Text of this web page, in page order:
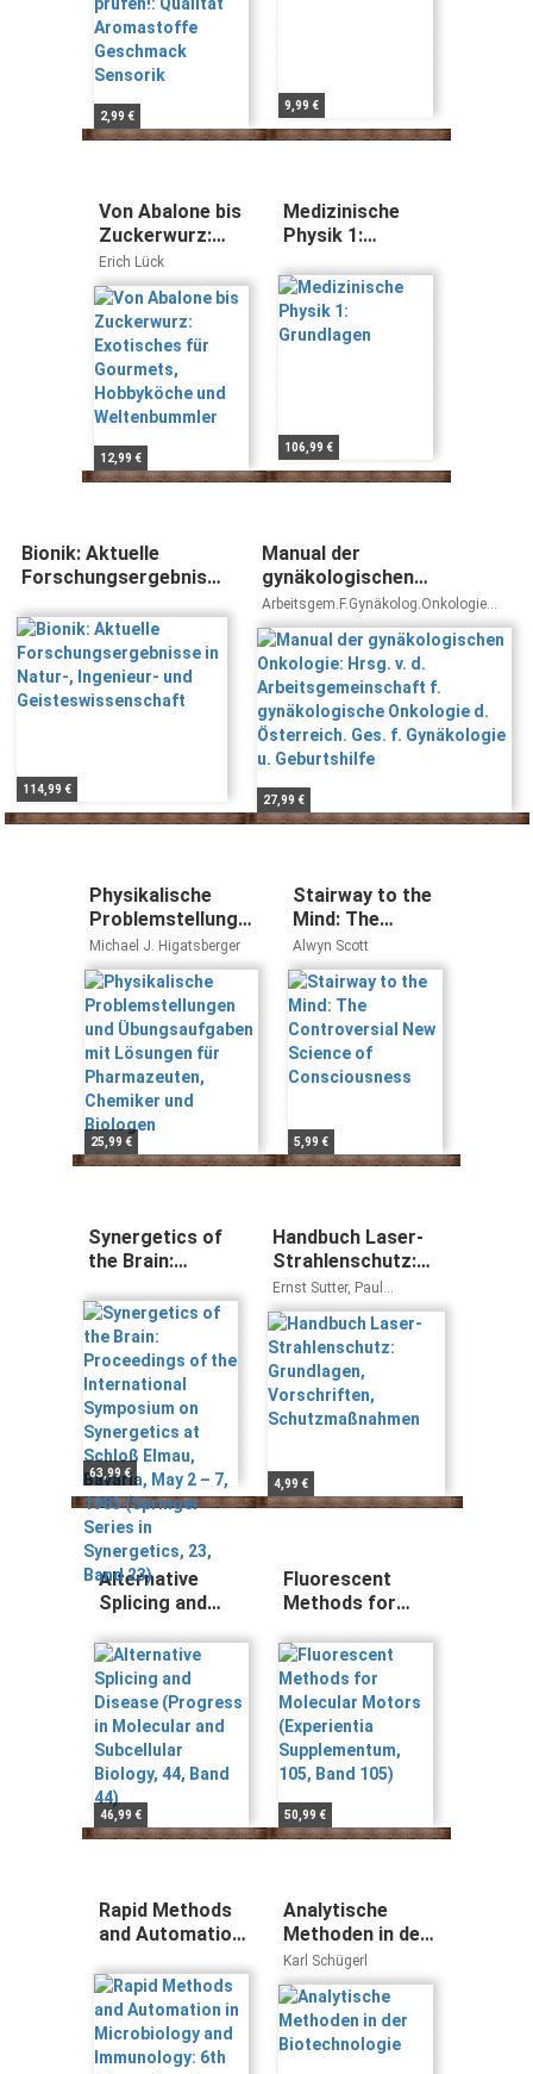
2,99 €
9,99 €
Von Abalone bis
Zuckerwurz:
Exotisches für
Gourmets,
Hobbyköche und
Weltenbummler
Erich Lück
12,99 €
Medizinische
Physik 1:
106,99 €
Bionik: Aktuelle
Forschungsergebnisse
und
Geisteswissenschaft
114,99 €
Manual der
gynäkologischen
Onkologie: Hrsg. v. d.
Arbeitsgemeinschaft f.
gynäkologische Onkologie
d. Österreich. Ges. f.
Gynäkologie u. Geburtshilfe
Arbeitsgem.F.Gynäkolog.Onkologie
D.Österreich.Gesellschaftf.Gynäkologie
U.Geburtshilfe
27,99 €
Physikalische
Problemstellungen
und
Übungsaufgaben
mit Lösungen für
Pharmazeuten,
Chemiker und
Biologen
Michael J. Higatsberger
25,99 €
Stairway to the
Mind: The
Controversial
New Science of
Consciousness
Alwyn Scott
5,99 €
Synergetics of
the Brain:
the International
Symposium on
Synergetics at
Schloß Elmau,
Bavaria, May 2 –
7, 1983
(Springer Series
in Synergetics,
23, Band 23)
63,99 €
Handbuch Laser-
Strahlenschutz:
Grundlagen,
Vorschriften,
Schutzmaßnahmen
Ernst Sutter, Paul
Schreiber, Günter Ott
4,99 €
Alternative
Splicing and
(Progress in
Molecular and
Subcellular
Biology, 44, Band
44)
46,99 €
Fluorescent
Methods for
Motors
(Experientia
Supplementum,
105, Band 105)
50,99 €
Rapid Methods
and Automation
and Immunology:
6th International
Congress :
Papers
Analytische
Methoden in der
Biotechnologie
Karl Schügerl